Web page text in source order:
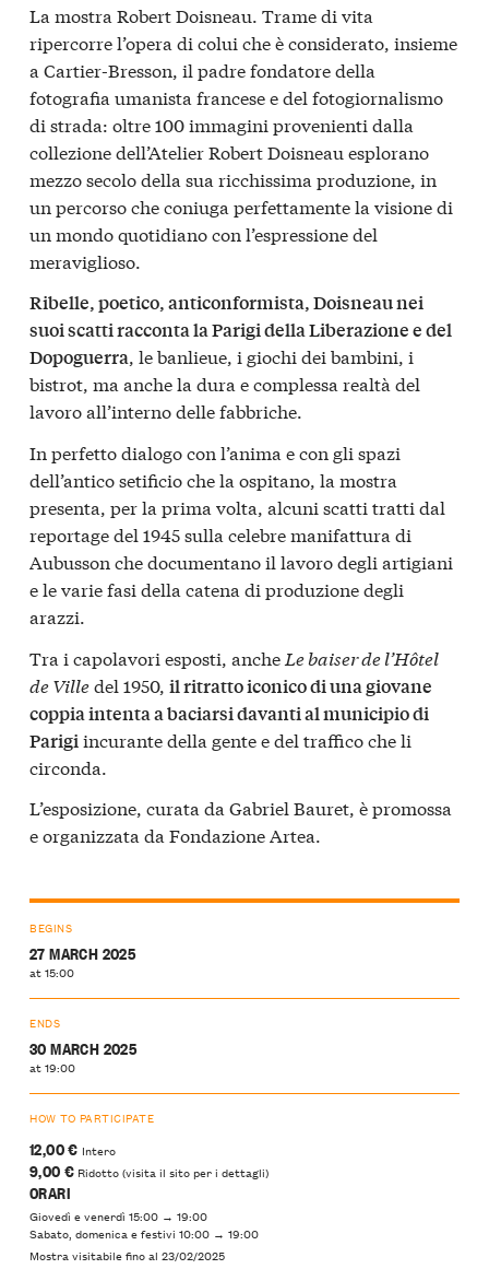
La mostra Robert Doisneau. Trame di vita
ripercorre l’opera di colui che è considerato, insieme
a Cartier-Bresson, il padre fondatore della
fotografia umanista francese e del fotogiornalismo
di strada: oltre 100 immagini provenienti dalla
collezione dell’Atelier Robert Doisneau esplorano
mezzo secolo della sua ricchissima produzione, in
un percorso che coniuga perfettamente la visione di
un mondo quotidiano con l’espressione del
meraviglioso.
Ribelle, poetico, anticonformista, Doisneau nei
suoi scatti racconta la Parigi della Liberazione e del
Dopoguerra, le banlieue, i giochi dei bambini, i
bistrot, ma anche la dura e complessa realtà del
lavoro all’interno delle fabbriche.
In perfetto dialogo con l’anima e con gli spazi
dell’antico setificio che la ospitano, la mostra
presenta, per la prima volta, alcuni scatti tratti dal
reportage del 1945 sulla celebre manifattura di
Aubusson che documentano il lavoro degli artigiani
e le varie fasi della catena di produzione degli
arazzi.
Tra i capolavori esposti, anche Le baiser de l’Hôtel
de Villedel 1950, il ritratto iconico di una giovane
coppia intenta a baciarsi davanti al municipio di
Parigiincurante della gente e del traffico che li
circonda.
L’esposizione, curata da Gabriel Bauret, è promossa
e organizzata da Fondazione Artea.
BEGINS
27 MARCH 2025
at 15:00
ENDS
30 MARCH 2025
at 19:00
HOW TO PARTICIPATE
12,00 € Intero
9,00 € Ridotto (visita il sito per i dettagli)
ORARI
Giovedì e venerdì 15:00 → 19:00
Sabato, domenica e festivi 10:00 → 19:00
Mostra visitabile fino al 23/02/2025